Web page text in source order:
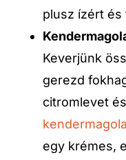
plusz ízért és
Keverjünk
gerezd
citromlevet
egy krémes,